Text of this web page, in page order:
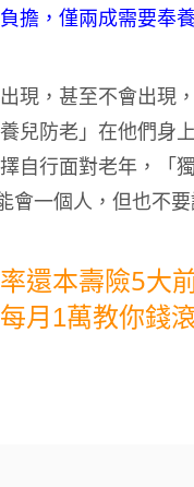
擔，僅兩成需要奉
現，甚至不會出現
兒防老」在他們身
自行面對老年，「
一個人，但也不要
還本壽險5大前
月1萬教你錢滾